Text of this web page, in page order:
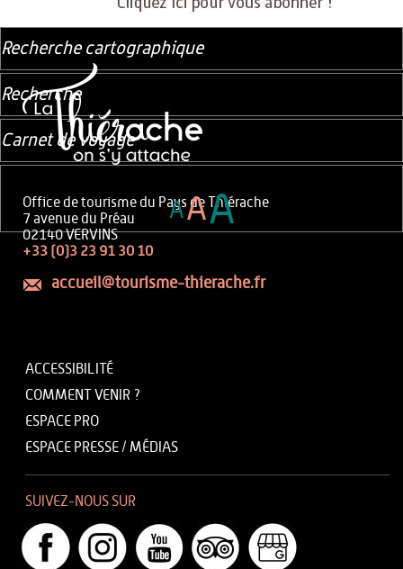
Office de tourisme du Pays de Thiérache
7 avenue du Préau
02140 VERVINS
+33 (0)3 23 91 30 10
accueil@tourisme-thierache.fr
ACCESSIBILITÉ
COMMENT VENIR ?
ESPACE PRO
ESPACE PRESSE / MÉDIAS
SUIVEZ-NOUS SUR
Recherche cartographique
Recherche
Carnet de voyage
AAA